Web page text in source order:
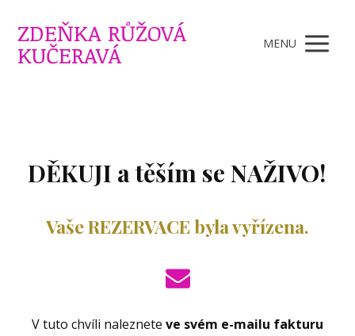
ZDEŇKA RŮŽOVÁ
KUČERAVÁ MENU
DĚKUJI a těším se NAŽIVO!
Vaše REZERVACE byla vyřízena.
V tuto chvíli naleznete ve svém e-mailu fakturu